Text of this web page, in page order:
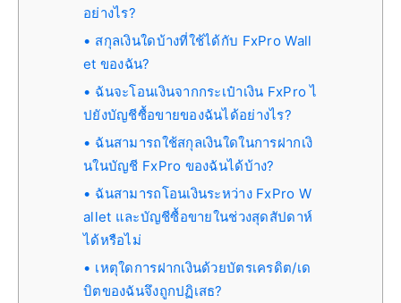
อย่างไร?
สกุลเงินใดบ้างที่ใช้ได้กับ FxPro Wall
et ของฉัน?
ฉันจะโอนเงินจากกระเป๋าเงิน FxPro ไ
ปยังบัญชีซื้อขายของฉันได้อย่างไร?
ฉันสามารถใช้สกุลเงินใดในการฝากเงิ
นในบัญชี FxPro ของฉันได้บ้าง?
ฉันสามารถโอนเงินระหว่าง FxPro W
allet และบัญชีซื้อขายในช่วงสุดสัปดาห์
ได้หรือไม่
เหตุใดการฝากเงินด้วยบัตรเครดิต/เด
บิตของฉันจึงถูกปฏิเสธ?